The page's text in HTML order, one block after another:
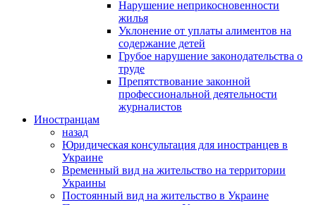
Нарушение неприкосновенности
жилья
Уклонение от уплаты алиментов на
содержание детей
Грубое нарушение законодательства о
труде
Препятствование законной
профессиональной деятельности
журналистов
Иностранцам
назад
Юридическая консультация для иностранцев в
Украине
Временный вид на жительство на территории
Украины
Постоянный вид на жительство в Украине